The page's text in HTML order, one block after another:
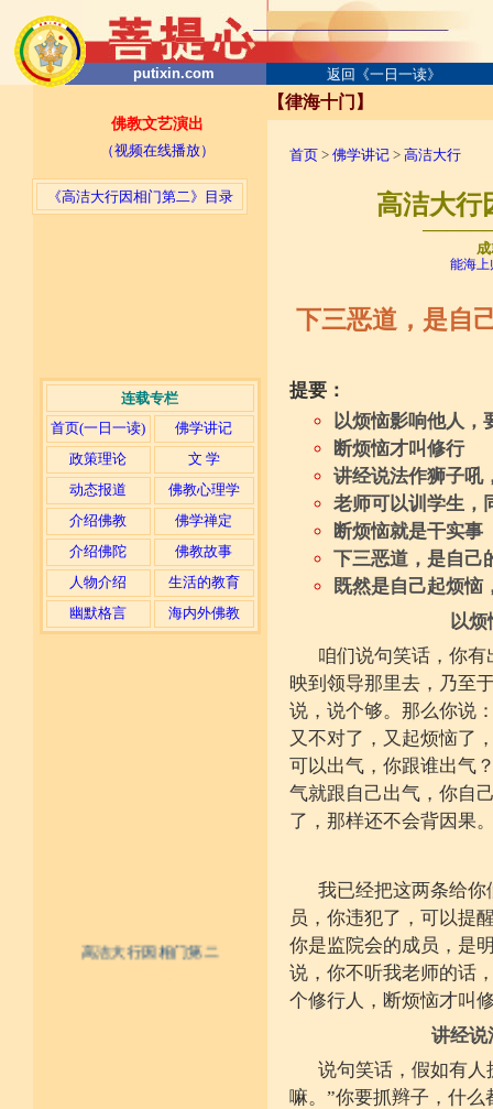
《高洁大行因相门第二》目录
putixin.com 返回《一日一读》
佛教文艺演出
（视频在线播放）
连载专栏
首页(一日一读)
佛学讲记
政策理论
文 学
动态报道
佛教心理学
介绍佛教
佛学禅定
介绍佛陀
佛教故事
人物介绍
生活的教育
幽默格言
海内外佛教
【律海十门】
首页 > 佛学讲记 > 高洁大行
高洁大行
能海上
下三恶道，是自
提要：
以烦恼影响他人，
断烦恼才叫修行
讲经说法作狮子吼
老师可以训学生，
断烦恼就是干实事
下三恶道，是自己
既然是自己起烦恼
以烦
咱们说句笑话，你
映到领导那里去，乃至
说，说个够。那么你说
又不对了，又起烦恼了
可以出气，你跟谁出气
气就跟自己出气，你自
了，那样还不会背因果
我已经把这两条给
员，你违犯了，可以提
你是监院会的成员，是
说，你不听我老师的话
个修行人，断烦恼才叫
讲经说
说句笑话，假如有
嘛。”你要抓辫子，什
高洁大行因相门第二